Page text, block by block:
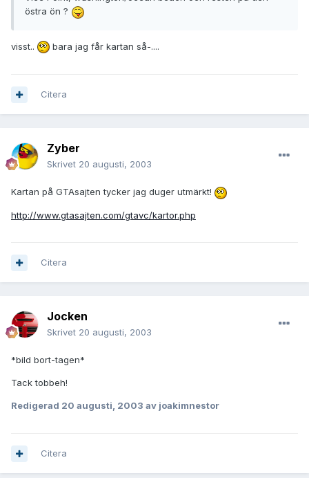
östra ön ?
visst.. bara jag får kartan så-....
Citera
Zyber
Skrivet 20 augusti, 2003
Kartan på GTAsajten tycker jag duger utmärkt!
http://www.gtasajten.com/gtavc/kartor.php
Citera
Jocken
Skrivet 20 augusti, 2003
*bild bort-tagen*
Tack tobbeh!
Redigerad 20 augusti, 2003 av joakimnestor
Citera